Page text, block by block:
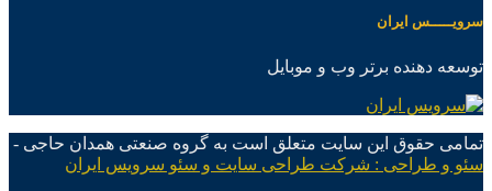
سرویـــــس ایران
توسعه دهنده برتر وب و موبایل
تمامی حقوق این سایت متعلق است به گروه صنعتی همدان حاجی -
سئو و طراحی : شرکت طراحی سایت و سئو سرویس ایران